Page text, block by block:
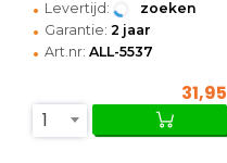
• Levertijd: zoeken
• Garantie: 2 jaar
• Art.nr: ALL-5537
31,95
1